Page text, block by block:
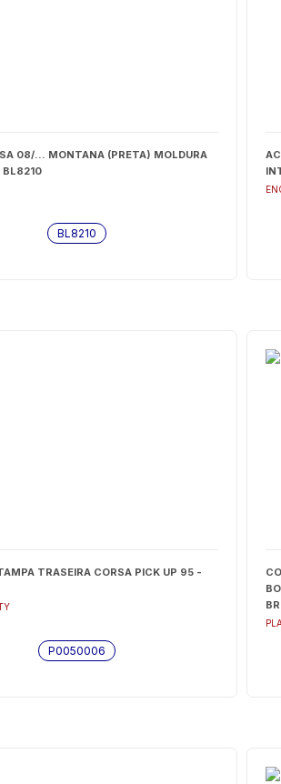
08/... MONTANA (PRETA) MOLDURA
BL8210
BL8210
TRASEIRA CORSA PICK UP 95 -
P0050006